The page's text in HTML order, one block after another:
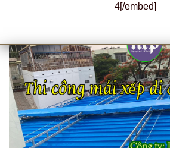
4[/embed]